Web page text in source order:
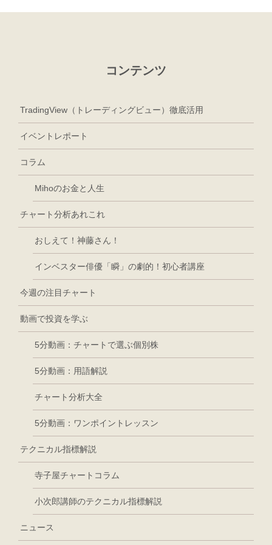
コンテンツ
TradingView（トレーディングビュー）徹底活用
イベントレポート
コラム
Mihoのお金と人生
チャート分析あれこれ
おしえて！神藤さん！
インベスター俳優「瞬」の劇的！初心者講座
今週の注目チャート
動画で投資を学ぶ
5分動画：チャートで選ぶ個別株
5分動画：用語解説
チャート分析大全
5分動画：ワンポイントレッスン
テクニカル指標解説
寺子屋チャートコラム
小次郎講師のテクニカル指標解説
ニュース